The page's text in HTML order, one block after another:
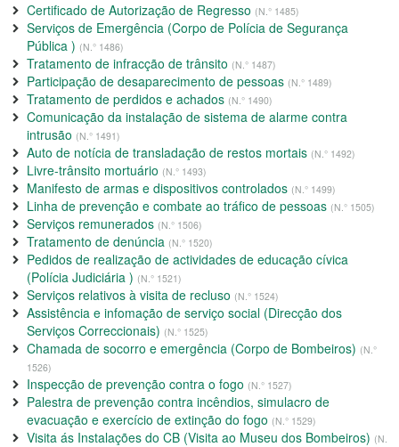
Certificado de Autorização de Regresso (N.° 1485)
Serviços de Emergência (Corpo de Polícia de Segurança
Pública ) (N.° 1486)
Tratamento de infracção de trânsito (N.° 1487)
Participação de desaparecimento de pessoas (N.° 1489)
Tratamento de perdidos e achados (N.° 1490)
Comunicação da instalação de sistema de alarme contra
intrusão (N.° 1491)
Auto de notícia de transladação de restos mortais (N.° 1492)
Livre-trânsito mortuário (N.° 1493)
Manifesto de armas e dispositivos controlados (N.° 1499)
Linha de prevenção e combate ao tráfico de pessoas (N.° 1505)
Serviços remunerados (N.° 1506)
Tratamento de denúncia (N.° 1520)
Pedidos de realização de actividades de educação cívica
(Polícia Judiciária ) (N.° 1521)
Serviços relativos à visita de recluso (N.° 1524)
Assistência e infomação de serviço social (Direcção dos
Serviços Correccionais) (N.° 1525)
Chamada de socorro e emergência (Corpo de Bombeiros) (N.°
1526)
Inspecção de prevenção contra o fogo (N.° 1527)
Palestra de prevenção contra incêndios, simulacro de
evacuação e exercício de extinção do fogo (N.° 1529)
Visita ás Instalações do CB (Visita ao Museu dos Bombeiros) (N.